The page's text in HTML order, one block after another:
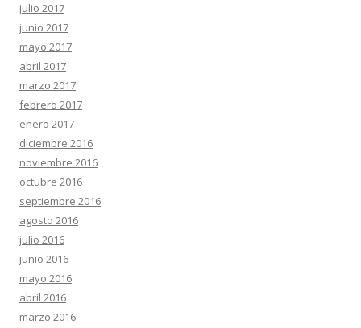
julio 2017
junio 2017
mayo 2017
abril 2017
marzo 2017
febrero 2017
enero 2017
diciembre 2016
noviembre 2016
octubre 2016
septiembre 2016
agosto 2016
julio 2016
junio 2016
mayo 2016
abril 2016
marzo 2016